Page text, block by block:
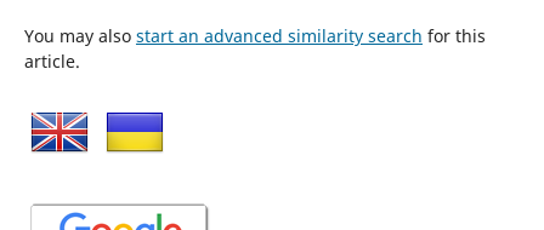
You may also start an advanced similarity search for this
article.